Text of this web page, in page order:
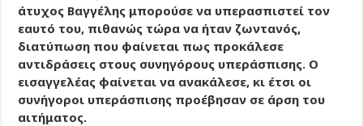
άτυχος Βαγγέλης μπορούσε να υπερασπιστεί τον
εαυτό του, πιθανώς τώρα να ήταν ζωντανός,
διατύπωση που φαίνεται πως προκάλεσε
αντιδράσεις στους συνηγόρους υπεράσπισης. Ο
εισαγγελέας φαίνεται να ανακάλεσε, κι έτσι οι
συνήγοροι υπεράσπισης προέβησαν σε άρση του
αιτήματος.